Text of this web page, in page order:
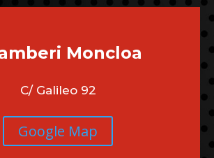
Moncloa
C/ Galileo 92
Google Map